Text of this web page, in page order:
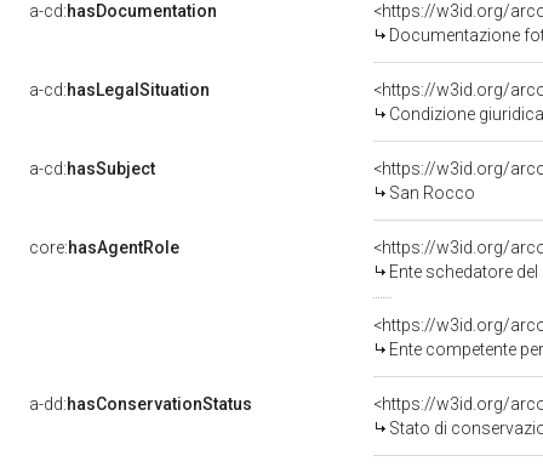
a-cd:hasDocumentation
Documentazione
a-cd:hasLegalSituation
Condizione
a-cd:hasSubject
<https://w3id.org/
San Rocco
core:hasAgentRole
<https://w3id.org/
Ente schedatore
<https://w3id.org/
Ente competente per
a-dd:hasConservationStatus
<https://w3id.org/
Stato di